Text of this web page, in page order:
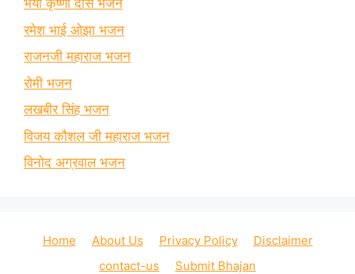
भैया कृष्णा दास भजन
रमेश भाई ओझा भजन
राजनजी महाराज भजन
रोमी भजन
लखबीर सिंह भजन
विजय कौशल जी महाराज भजन
विनोद अग्रवाल भजन
Home About Us Privacy Policy
Disclaimer
contact-us
Submit Bhajan